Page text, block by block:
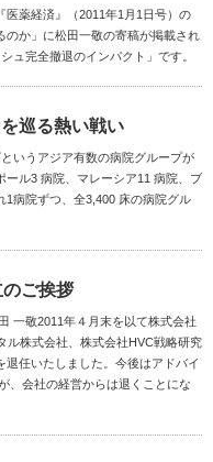
医薬経済』（2011年1月1日号）の
のか」に松田一敬の寄稿が掲載され
ュ完全撤退のインパクト」です。
巡る熱い戦い
いうアジア有数の病院グループが
ール3 病院、マレーシア11 病院、ブ
1病院ずつ、全3,400 床の病院グル
ご挨拶
一敬2011年４月末を以て株式会社
ル株式会社、株式会社HVC戦略研究
退任いたしました。今後はアドバイ
、会社の経営からは退くことにな